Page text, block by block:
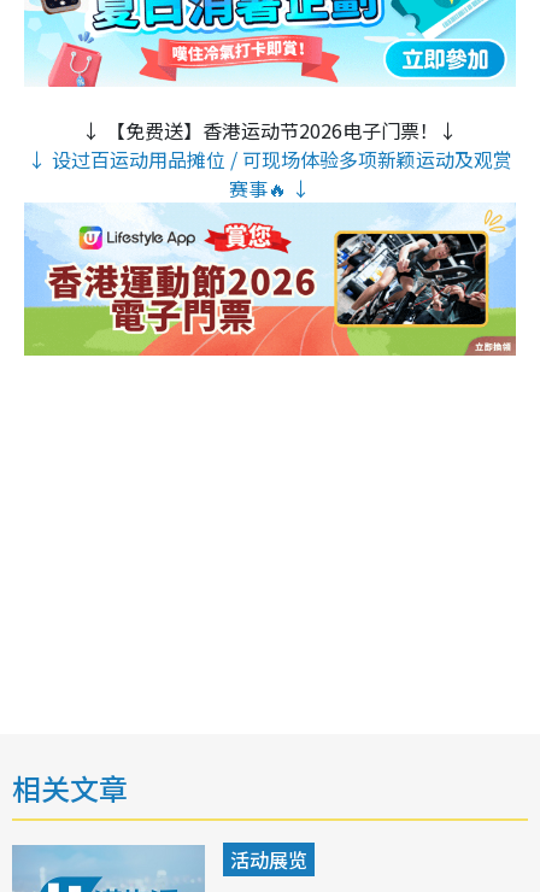
↓ 【免费送】香港运动节2026电子门票！↓
↓ 设过百运动用品摊位 / 可现场体验多项新颖运动及观赏
赛事🔥 ↓
相关文章
活动展览